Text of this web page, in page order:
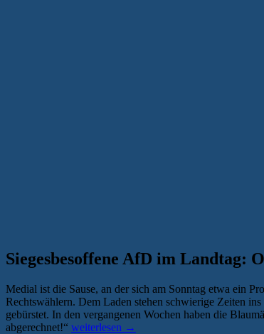
Siegesbesoffene AfD im Landtag:
Medial ist die Sause, an der sich am Sonntag etwa ein
Rechtswählern. Dem Laden stehen schwierige Zeiten
gebürstet. In den vergangenen Wochen haben die
abgerechnet!“ „Landtagswahl
weiterlesen →